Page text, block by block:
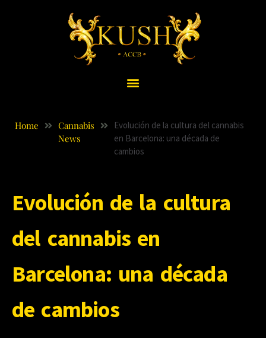
Home
Cannabis
News
Evolución de la cultura del cannabis
en Barcelona: una década de
cambios
Evolución de la cultura
del cannabis en
Barcelona: una década
de cambios